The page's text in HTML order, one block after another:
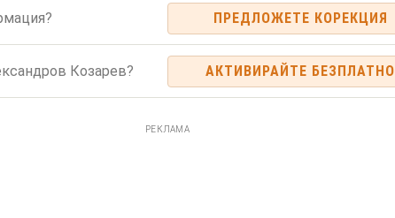
ПРЕДЛОЖЕТЕ КОРЕКЦИЯ
Козарев? АКТИВИРАЙТЕ БЕЗПЛАТНО
РЕКЛАМА